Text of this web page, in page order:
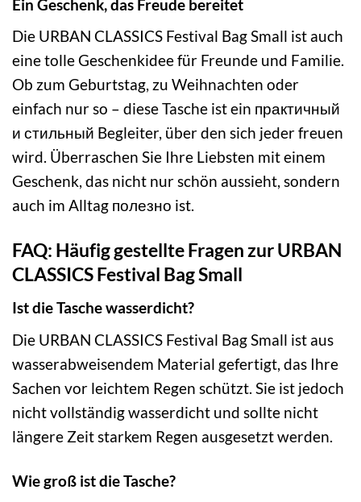
Ein Geschenk, das Freude bereitet
Die URBAN CLASSICS Festival Bag Small ist auch
eine tolle Geschenkidee für Freunde und Familie.
Ob zum Geburtstag, zu Weihnachten oder
einfach nur so – diese Tasche ist ein практичный
и стильный Begleiter, über den sich jeder freuen
wird. Überraschen Sie Ihre Liebsten mit einem
Geschenk, das nicht nur schön aussieht, sondern
auch im Alltag полезно ist.
FAQ: Häufig gestellte Fragen zur URBAN
CLASSICS Festival Bag Small
Ist die Tasche wasserdicht?
Die URBAN CLASSICS Festival Bag Small ist aus
wasserabweisendem Material gefertigt, das Ihre
Sachen vor leichtem Regen schützt. Sie ist jedoch
nicht vollständig wasserdicht und sollte nicht
längere Zeit starkem Regen ausgesetzt werden.
Wie groß ist die Tasche?